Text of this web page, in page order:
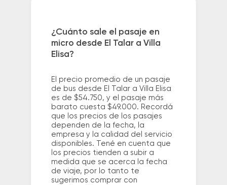
¿Cuánto sale el pasaje en
micro desde El Talar a Villa
Elisa?
El precio promedio de un pasaje
de bus desde El Talar a Villa Elisa
es de $54.750, y el pasaje más
barato cuesta $49.000. Recordá
que los precios de los pasajes
dependen de la fecha, la
empresa y la calidad del servicio
disponibles. Tené en cuenta que
los precios tienden a subir a
medida que se acerca la fecha
de viaje, por lo tanto te
sugerimos comprar con